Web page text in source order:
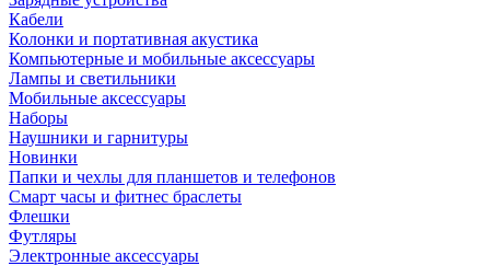
Кабели
Колонки и портативная акустика
Компьютерные и мобильные аксессуары
Лампы и светильники
Мобильные аксессуары
Наборы
Наушники и гарнитуры
Новинки
Папки и чехлы для планшетов и телефонов
Смарт часы и фитнес браслеты
Флешки
Футляры
Электронные аксессуары